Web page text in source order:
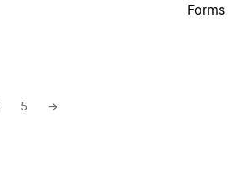
Forms
5 →